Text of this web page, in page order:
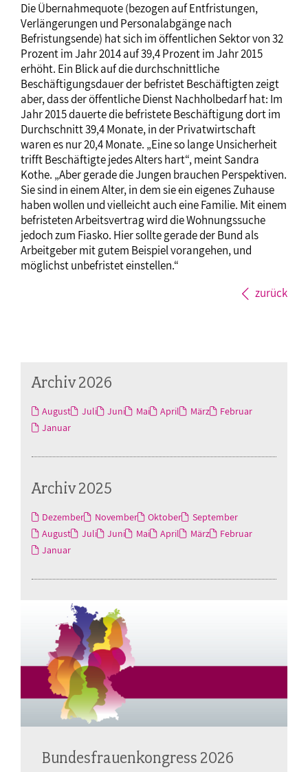
Die Übernahmequote (bezogen auf Entfristungen,
Verlängerungen und Personalabgänge nach
Befristungsende) hat sich im öffentlichen Sektor von 32
Prozent im Jahr 2014 auf 39,4 Prozent im Jahr 2015
erhöht. Ein Blick auf die durchschnittliche
Beschäftigungsdauer der befristet Beschäftigten zeigt
aber, dass der öffentliche Dienst Nachholbedarf hat: Im
Jahr 2015 dauerte die befristete Beschäftigung dort im
Durchschnitt 39,4 Monate, in der Privatwirtschaft
waren es nur 20,4 Monate. „Eine so lange Unsicherheit
trifft Beschäftigte jedes Alters hart“, meint Sandra
Kothe. „Aber gerade die Jungen brauchen Perspektiven.
Sie sind in einem Alter, in dem sie ein eigenes Zuhause
haben wollen und vielleicht auch eine Familie. Mit einem
befristeten Arbeitsvertrag wird die Wohnungssuche
jedoch zum Fiasko. Hier sollte gerade der Bund als
Arbeitgeber mit gutem Beispiel vorangehen, und
möglichst unbefristet einstellen.“
zurück
Archiv 2026
August Juli Juni Mai April März
Februar
Januar
Archiv 2025
Dezember November Oktober
September
August
Juli Juni Mai April März
Februar
Januar
Bundesfrauenkongress 2026